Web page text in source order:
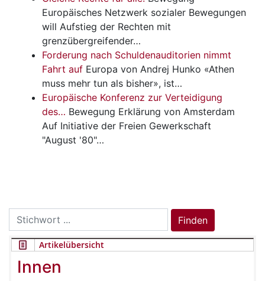
Europäisches Netzwerk sozialer Bewegungen
will Aufstieg der Rechten mit
grenzübergreifender…
Forderung nach Schuldenauditorien nimmt
Fahrt auf Europa von Andrej Hunko «Athen
muss mehr tun als bisher», ist…
Europäische Konferenz zur Verteidigung
des… Bewegung Erklärung von Amsterdam
Auf Initiative der Freien Gewerkschaft
"August '80"…
Search
for:
Finden
Artikelübersicht
Innen